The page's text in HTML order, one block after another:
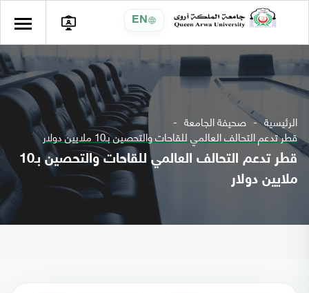
EN
الرئيسية صحيفة الجامعة
قطر تدعم التحالف العالمي للقاحات والتحصين بـ10 ملايين دولار
قطر تدعم التحالف العالمي للقاحات والتحصين بـ10
ملايين دولار